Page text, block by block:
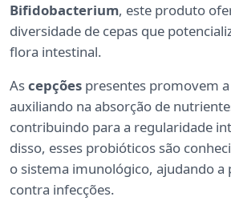
Bifidobacterium, este produto
diversidade de cepas que
flora intestinal.
Ascepções presentes promovem
auxiliando na absorção de
contribuindo para a regularidade
disso, esses probióticos são
o sistema imunológico, ajudando
contra infecções.